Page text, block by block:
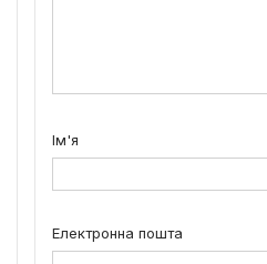
Ім'я
Електронна пошта